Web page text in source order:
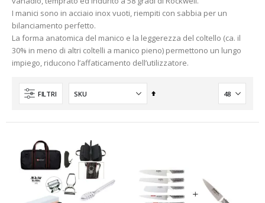
I manici sono in acciaio inox vuoti, riempiti con sabbia per un
bilanciamento perfetto.
La forma anatomica del manico e la leggerezza del coltello (ca. il
30% in meno di altri coltelli a manico pieno) permettono un lungo
impiego, riducono l’affaticamento dell’utilizzatore.
FILTRI
Imposta